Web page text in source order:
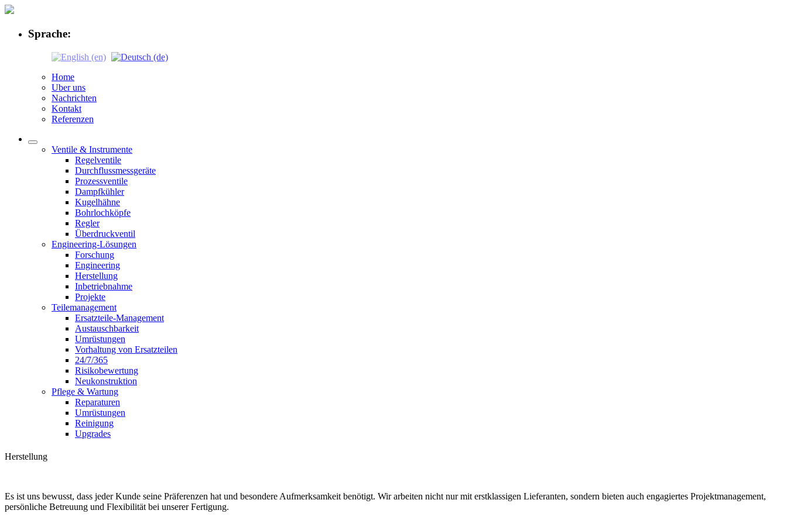
Sprache:
Home
Uber uns
Nachrichten
Kontakt
Referenzen
Ventile & Instrumente
Regelventile
Durchflussmessgeräte
Prozessventile
Dampfkühler
Kugelhähne
Bohrlochköpfe
Regler
Überdruckventil
Engineering-Lösungen
Forschung
Engineering
Herstellung
Inbetriebnahme
Projekte
Teilemanagement
Ersatzteile-Management
Austauschbarkeit
Umrüstungen
Vorhaltung von Ersatzteilen
24/7/365
Risikobewertung
Neukonstruktion
Pflege & Wartung
Reparaturen
Umrüstungen
Reinigung
Upgrades
Herstellung
Es ist uns bewusst, dass jeder Kunde seine Präferenzen hat und besondere Aufmerksamkeit benötigt. Wir arbeiten nicht nur mit erstklassigen Lieferanten, sondern bieten auch engagiertes Projektmanagement,
persönliche Betreuung und Flexibilität bei unserer Fertigung.